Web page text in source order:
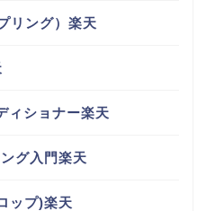
リング）楽天
ィショナー楽天
グ入門楽天
ップ)楽天